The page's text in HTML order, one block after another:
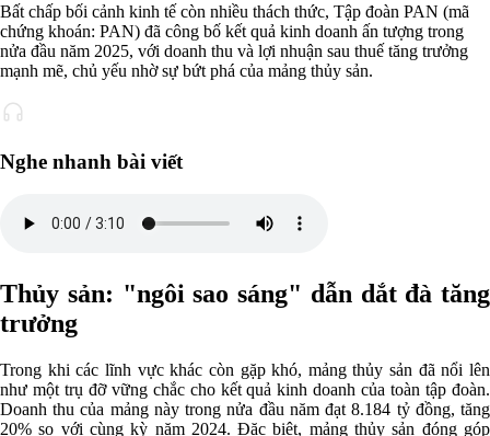
Bất chấp bối cảnh kinh tế còn nhiều thách thức, Tập đoàn PAN (mã
chứng khoán: PAN) đã công bố kết quả kinh doanh ấn tượng trong
nửa đầu năm 2025, với doanh thu và lợi nhuận sau thuế tăng trưởng
mạnh mẽ, chủ yếu nhờ sự bứt phá của mảng thủy sản.
Nghe nhanh bài viết
Thủy sản: "ngôi sao sáng" dẫn dắt đà tăng
trưởng
Trong khi các lĩnh vực khác còn gặp khó, mảng thủy sản đã nổi lên
như một trụ đỡ vững chắc cho kết quả kinh doanh của toàn tập đoàn.
Doanh thu của mảng này trong nửa đầu năm đạt 8.184 tỷ đồng, tăng
20% so với cùng kỳ năm 2024. Đặc biệt, mảng thủy sản đóng góp